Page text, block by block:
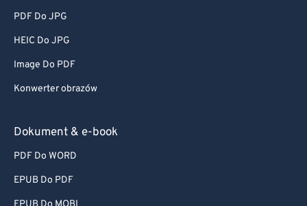
PDF Do JPG
HEIC Do JPG
Image Do PDF
Konwerter obrazów
Dokument & e-book
PDF Do WORD
EPUB Do PDF